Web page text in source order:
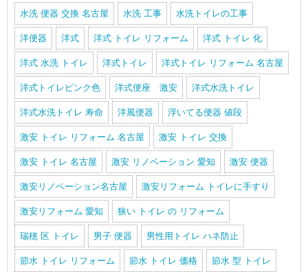
水洗 便器 交換 名古屋 水洗 工事 水洗トイレの工事
洋便器 洋式 洋式 トイレ リフォーム 洋式 トイレ 化
洋式 水洗 トイレ 洋式トイレ 洋式トイレ リフォーム 名古屋
洋式トイレピンク色 洋式便座 激安 洋式水洗トイレ
洋式水洗トイレ 寿命 洋風便器 浮いてる便器 値段
激安 トイレ リフォーム 名古屋 激安 トイレ 交換
激安 トイレ 名古屋 激安 リノベーション 愛知 激安 便器
激安リノベーション名古屋 激安リフォーム トイレに手すり
激安リフォーム 愛知 狭い トイレ の リフォーム
瑞穂 区 トイレ 男子 便器 男性用トイレ ハネ防止
節水 トイレ リフォーム 節水 トイレ 価格 節水 型 トイレ